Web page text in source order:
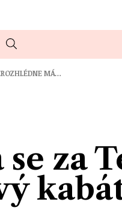
MÁ…
za